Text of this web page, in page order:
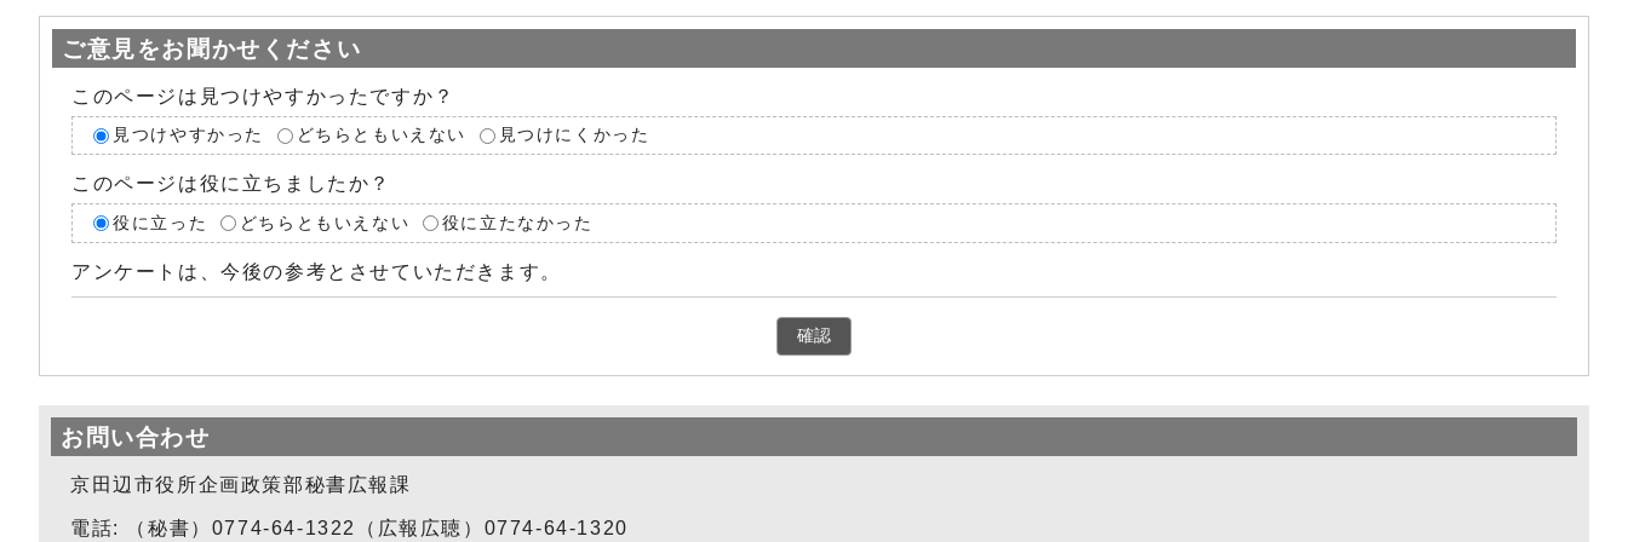
ご意見をお聞かせください
このページは見つけやすかったですか？
見つけやすかった どちらともいえない 見つけにくかった
このページは役に立ちましたか？
役に立った どちらともいえない 役に立たなかった
アンケートは、今後の参考とさせていただきます。
確認
お問い合わせ
京田辺市役所企画政策部秘書広報課
電話: （秘書）0774-64-1322（広報広聴）0774-64-1320